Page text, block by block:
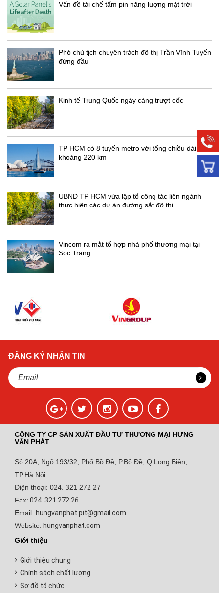
Vấn đề tái chế tấm pin năng lượng mặt trời
Phó chủ tịch chuyên trách đô thị Trần Vĩnh Tuyến
đứng đầu
Kinh tế Trung Quốc ngày càng trượt dốc
TP HCM có 8 tuyến metro với tổng chiều dài
khoảng 220 km
UBND TP HCM vừa lập tổ công tác liên ngành
thực hiện các dự án đường sắt đô thị
Vincom ra mắt tổ hợp nhà phố thương mại tại
Sóc Trăng
ĐĂNG KÝ NHẬN TIN
CÔNG TY CP SẢN XUẤT ĐẦU TƯ THƯƠNG MẠI HƯNG
VÂN PHÁT
Số 20A, Ngõ 193/32, Phố Bồ Đề, P.Bồ Đề, Q.Long Biên,
TP.Hà Nội
Điện thoại: 024. 321 272 27
Fax: 024. 321 272 26
Email: hungvanphat.pit@gmail.com
Website: hungvanphat.com
Giới thiệu
Giới thiệu chung
Chính sách chất lượng
Sơ đồ tổ chức